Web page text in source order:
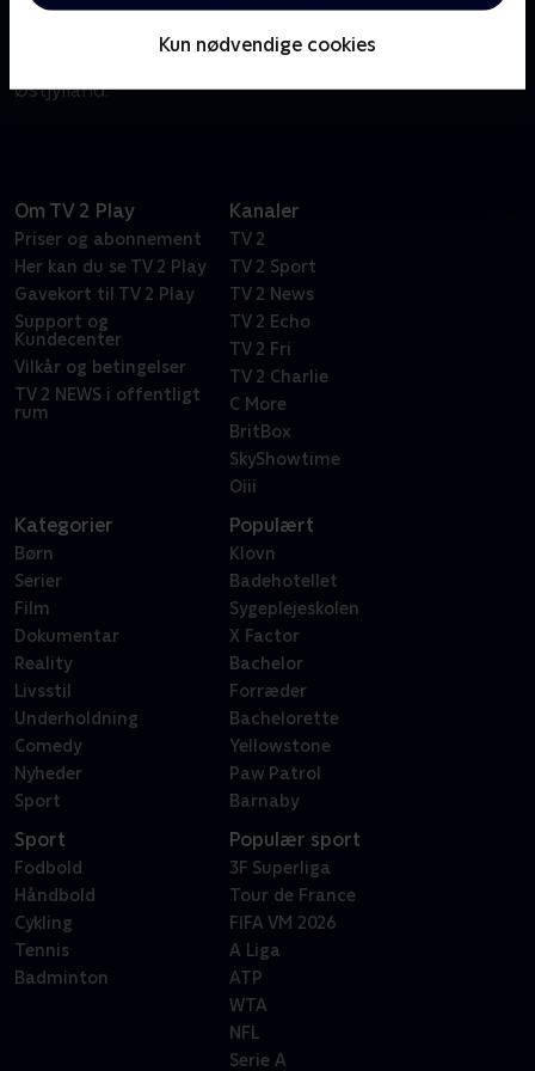
Kun nødvendige cookies
repræsenterer 26 af medlemmerne Østjylland.
Interview-serien 'Folketing og Sager' tegner et
politisk og personligt portræt af de folkevalgte i
Østjylland.
Om TV 2 Play
Priser og abonnement
Her kan du se TV 2 Play
Gavekort til TV 2 Play
Support og
Kundecenter
Vilkår og betingelser
TV 2 NEWS i offentligt
rum
Kanaler
TV 2
TV 2 Sport
TV 2 News
TV 2 Echo
TV 2 Fri
TV 2 Charlie
C More
BritBox
SkyShowtime
Oiii
Kategorier
Børn
Serier
Film
Dokumentar
Reality
Livsstil
Underholdning
Comedy
Nyheder
Sport
Populært
Klovn
Badehotellet
Sygeplejeskolen
X Factor
Bachelor
Forræder
Bachelorette
Yellowstone
Paw Patrol
Barnaby
Sport
Fodbold
Håndbold
Cykling
Tennis
Badminton
Populær sport
3F Superliga
Tour de France
FIFA VM 2026
A Liga
ATP
WTA
NFL
Serie A